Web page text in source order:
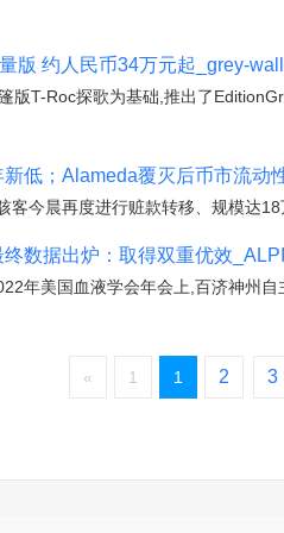
版 约人民币34万元起_grey-
Roc探歌为基础,推出了
低；Alameda覆灭后币市流动
客今晨再度进行赃款转移、规模达
数据出炉：取得双重优效
年美国血液学会年会上,百济神州
« 1 1 2 3